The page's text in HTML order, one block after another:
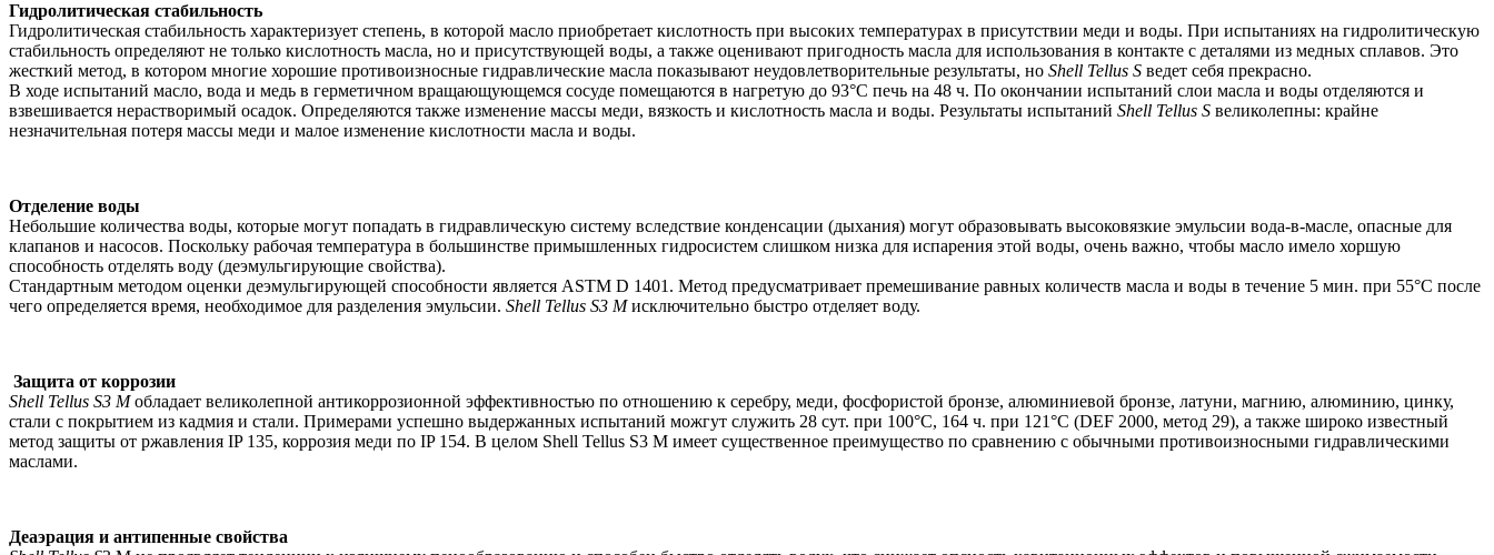
Гидролитическая стабильность
Гидролитическая стабильность характеризует степень, в которой масло приобретает кислотность при высоких температурах в присутствии меди и воды. При испытаниях на гидролитическую
стабильность определяют не только кислотность масла, но и присутствующей воды, а также оценивают пригодность масла для использования в контакте с деталями из медных сплавов. Это
жесткий метод, в котором многие хорошие противоизносные гидравлические масла показывают неудовлетворительные результаты, но Shell Tellus S ведет себя прекрасно.
В ходе испытаний масло, вода и медь в герметичном вращающующемся сосуде помещаются в нагретую до 93°С печь на 48 ч. По окончании испытаний слои масла и воды отделяются и
взвешивается нерастворимый осадок. Определяются также изменение массы меди, вязкость и кислотность масла и воды. Результаты испытаний Shell Tellus S великолепны: крайне
незначительная потеря массы меди и малое изменение кислотности масла и воды.
Отделение воды
Небольшие количества воды, которые могут попадать в гидравлическую систему вследствие конденсации (дыхания) могут образовывать высоковязкие эмульсии вода-в-масле, опасные для
клапанов и насосов. Поскольку рабочая температура в большинстве примышленных гидросистем слишком низка для испарения этой воды, очень важно, чтобы масло имело хоршую
способность отделять воду (деэмульгирующие свойства).
Стандартным методом оценки деэмульгирующей способности является ASTM D 1401. Метод предусматривает премешивание равных количеств масла и воды в течение 5 мин. при 55°С после
чего определяется время, необходимое для разделения эмульсии. Shell Tellus S3 Mисключительно быстро отделяет воду.
Защита от коррозии
Shell Tellus S3 Mобладает великолепной антикоррозионной эффективностью по отношению к серебру, меди, фосфористой бронзе, алюминиевой бронзе, латуни, магнию, алюминию, цинку,
стали с покрытием из кадмия и стали. Примерами успешно выдержанных испытаний можгут служить 28 сут. при 100°С, 164 ч. при 121°С (DEF 2000, метод 29), а также широко известный
метод защиты от ржавления IP 135, коррозия меди по IP 154. В целом Shell Tellus S3 M имеет существенное преимущество по сравнению с обычными противоизносными гидравлическими
маслами.
Деаэрация и антипенные свойства